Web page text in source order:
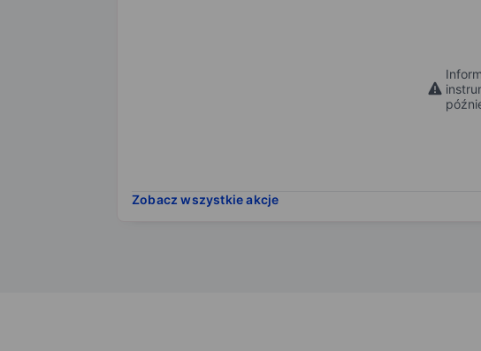
Zobacz wszystkie akcje